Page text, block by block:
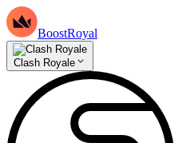
BoostRoyal
Clash Royale